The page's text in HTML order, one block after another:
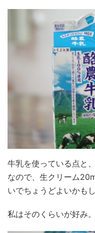
牛乳を使っている点と
なので、生クリーム
いでちょうどよいかも
私はそのくらいが好み。